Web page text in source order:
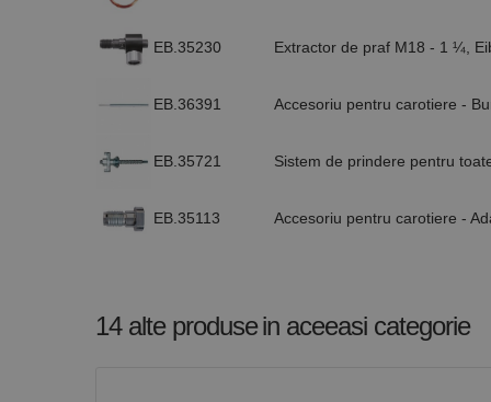
EB.35230 Extractor de praf M18 - 1 ¼,
EB.36391 Accesoriu pentru carotiere -
EB.35721 Sistem de prindere pentru
EB.35113 Accesoriu pentru carotiere -
14 alte produsein aceeasi categorie
uuid